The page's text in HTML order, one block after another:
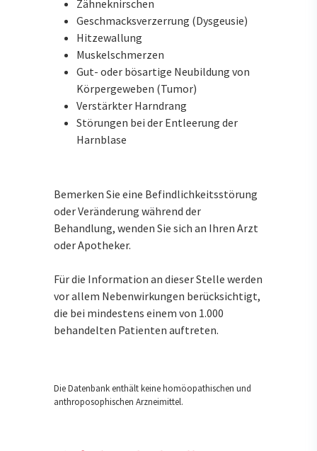
Zähneknirschen
Geschmacksverzerrung (Dysgeusie)
Hitzewallung
Muskelschmerzen
Gut- oder bösartige Neubildung von
Körpergeweben (Tumor)
Verstärkter Harndrang
Störungen bei der Entleerung der
Harnblase
Bemerken Sie eine Befindlichkeitsstörung
oder Veränderung während der
Behandlung, wenden Sie sich an Ihren Arzt
oder Apotheker.
Für die Information an dieser Stelle werden
vor allem Nebenwirkungen berücksichtigt,
die bei mindestens einem von 1.000
behandelten Patienten auftreten.
Die Datenbank enthält keine homöopathischen und
anthroposophischen Arzneimittel.